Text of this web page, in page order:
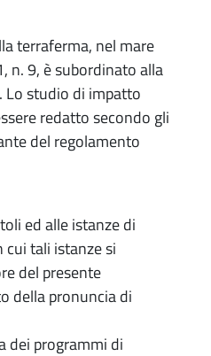
terraferma, nel mare
n. 9, è subordinato alla
Lo studio di impatto
redatto secondo gli
del regolamento
ed alle istanze di
tali istanze si
del presente
della pronuncia di
dei programmi di